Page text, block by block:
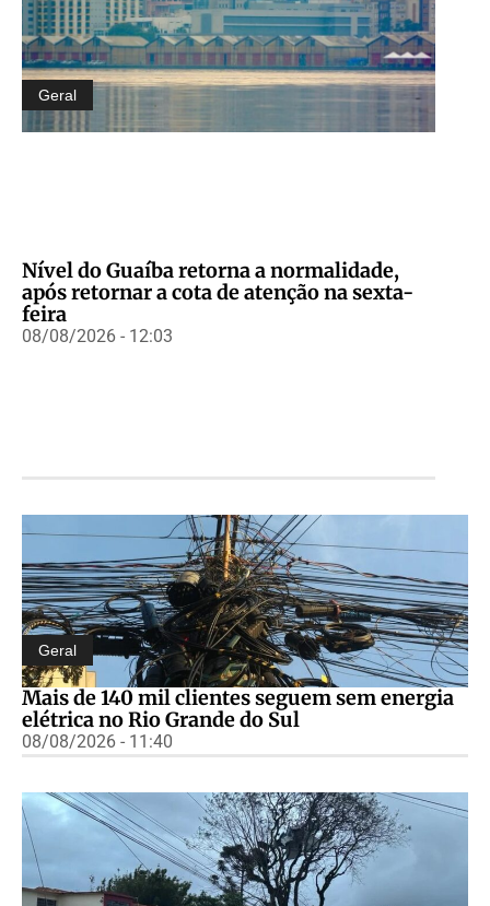
Geral
Nível do Guaíba retorna a normalidade,
após retornar a cota de atenção na sexta-
feira
08/08/2026 - 12:03
Geral
Mais de 140 mil clientes seguem sem energia
elétrica no Rio Grande do Sul
08/08/2026 - 11:40